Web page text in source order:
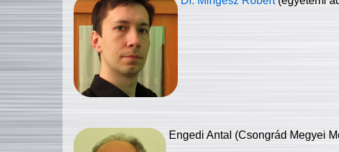
Engedi Antal (Csongrád Megyei